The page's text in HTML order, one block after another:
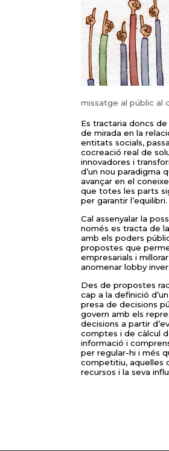
missatge al públic al
Es tractaria doncs
de mirada en la
entitats socials,
cocreació real de
innovadores i
d’un nou paradigma
avançar en el
que totes les parts
per garantir l’equilibri.
Cal assenyalar la
només es tracta de
amb els poders
propostes que
empresarials i
anomenar lobby
Des de propostes
cap a la definició
presa de decisions
govern amb els
decisions a partir
comptes i de càlcul
informació i
per regular-hi i més
competitiu, aquelles
recursos i la seva